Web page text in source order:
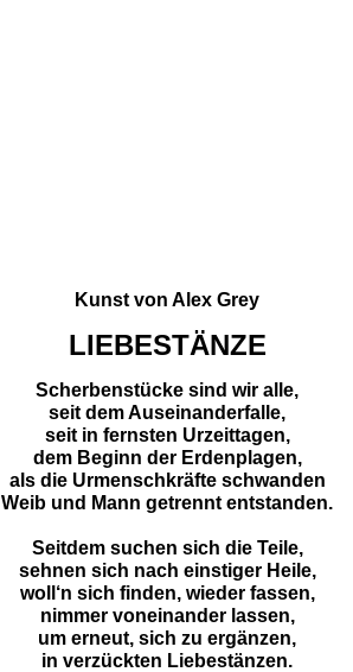
Kunst von Alex Grey
LIEBESTÄNZE
Scherbenstücke sind wir alle,
seit dem Auseinanderfalle,
seit in fernsten Urzeittagen,
dem Beginn der Erdenplagen,
als die Urmenschkräfte schwanden
Weib und Mann getrennt entstanden.
Seitdem suchen sich die Teile,
sehnen sich nach einstiger Heile,
woll‘n sich finden, wieder fassen,
nimmer voneinander lassen,
um erneut, sich zu ergänzen,
in verzückten Liebestänzen.